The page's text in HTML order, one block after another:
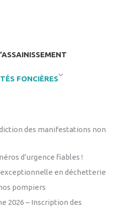
FONCIÈRES
des manifestations non
d’urgence fiables !
exceptionnelle en déchetterie
pompiers
2026 – Inscription des